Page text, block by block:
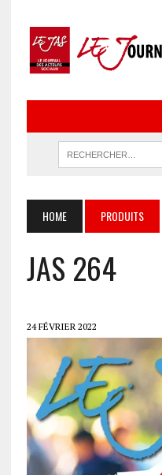
HOME PRODUITS
JAS 264
24 FÉVRIER 2022